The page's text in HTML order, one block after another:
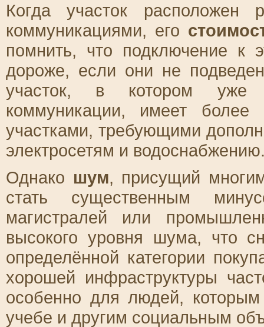
Когда участок расположен
коммуникациями, его
помнить, что подключение к
дороже, если они не
участок, в котором уже
коммуникации, имеет
участками, требующими
электросетям и
Однако шум, присущий
стать существенным
магистралей или
высокого уровня шума, что
определённой категории
хорошей инфраструктуры
особенно для людей,
учебе и другим социальным